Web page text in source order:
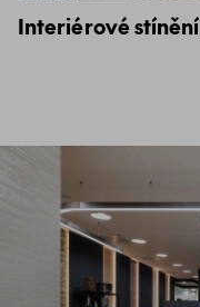
Interiérové stínění